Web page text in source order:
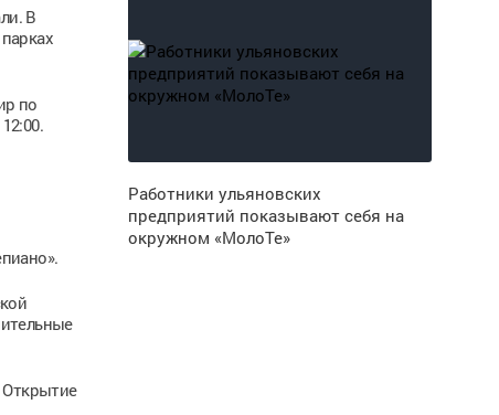
В
по
Открытие
Работники ульяновских
предприятий показывают себя на
окружном «МолоТе»